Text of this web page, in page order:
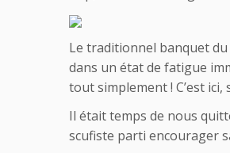
Le traditionnel banquet du
dans un état de fatigue
tout simplement ! C’est
Il était temps de nous
scufiste parti encourager